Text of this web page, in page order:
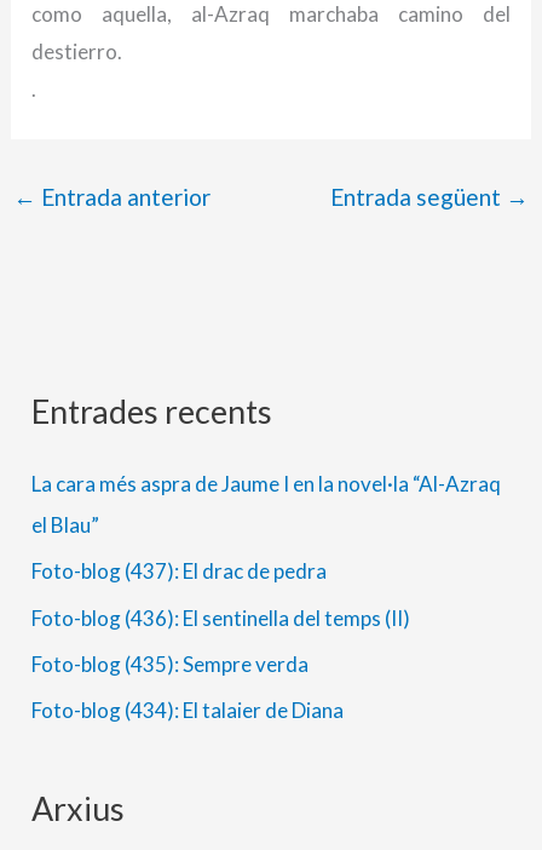
como aquella, al-Azraq marchaba camino del
destierro.
.
← Entrada anterior Entrada següent →
Entrades recents
La cara més aspra de Jaume I en la novel·la “Al-Azraq
el Blau”
Foto-blog (437): El drac de pedra
Foto-blog (436): El sentinella del temps (II)
Foto-blog (435): Sempre verda
Foto-blog (434): El talaier de Diana
Arxius
A
x
i
u
s
C
t
e
g
o
r
i